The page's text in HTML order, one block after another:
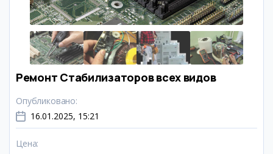
Ремонт Стабилизаторов всех видов
Опубликовано:
16.01.2025, 15:21
Цена: